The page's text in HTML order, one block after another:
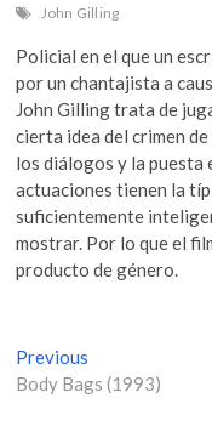
John Gilling
Policial en el que un
por un chantajista a
John Gilling trata de
cierta idea del crimen
los diálogos y la puesta
actuaciones tienen la
suficientemente
mostrar. Por lo que el
producto de género.
N
a
Previous
r
Body Bags (1993)